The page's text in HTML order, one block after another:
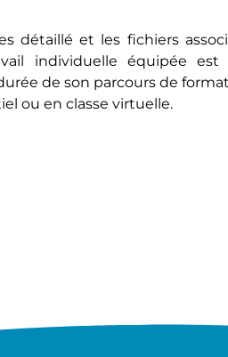
détaillé et les fichiers
individuelle équipée est
de son parcours de
ou en classe virtuelle.